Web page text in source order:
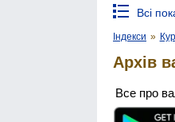
Всі
Індекси »
Архів
Все про